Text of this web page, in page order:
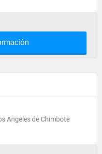
Angeles de Chimbote